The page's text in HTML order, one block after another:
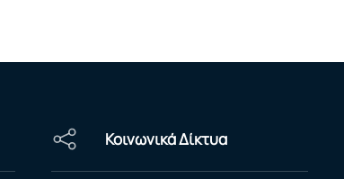
Κοινωνικά Δίκτυα